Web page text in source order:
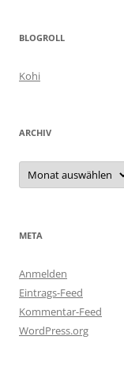
BLOGROLL
Kohi
ARCHIV
Archiv
META
Anmelden
Eintrags-Feed
Kommentar-Feed
WordPress.org